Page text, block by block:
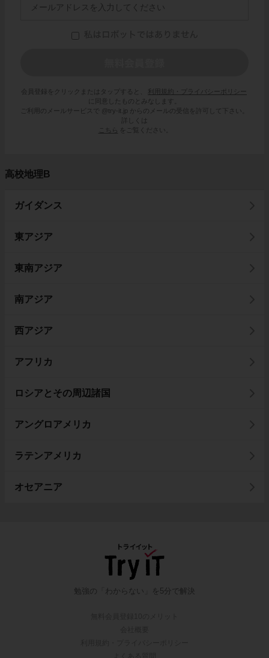
会員登録をクリックまたはタップすると、
利用規約・プライバシーポリシー
に同意したものとみなします。
ご利用のメールサービスで @try-it.jp からのメールの受信を許可して下さい。
詳しくは
こちら
をご覧ください。
高校地理B
ガイダンス
東アジア
東南アジア
南アジア
西アジア
アフリカ
ロシアとその周辺諸国
アングロアメリカ
ラテンアメリカ
オセアニア
勉強の「わからない」を5分で解決